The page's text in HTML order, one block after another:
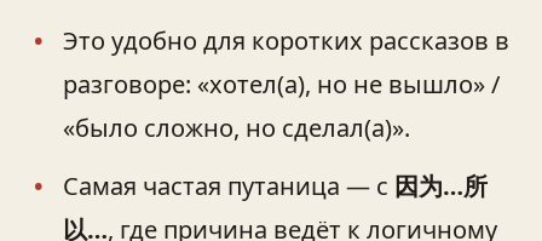
Это удобно для коротких рассказов в
разговоре: «хотел(а), но не вышло» /
«было сложно, но сделал(а)».
Самая частая путаница — с 因为…所
以…, где причина ведёт к логичному